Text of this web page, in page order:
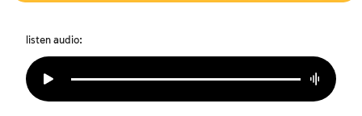
listen audio: